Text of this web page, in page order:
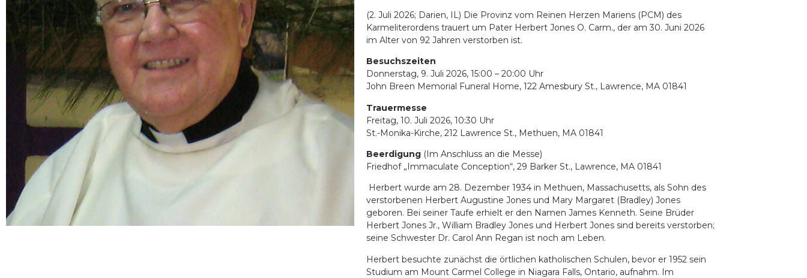
(2. Juli 2026; Darien, IL) Die Provinz vom Reinen Herzen Mariens (PCM) des
Karmeliterordens trauert um Pater Herbert Jones O. Carm., der am 30. Juni 2026
im Alter von 92 Jahren verstorben ist.
Besuchszeiten
Donnerstag, 9. Juli 2026, 15:00 – 20:00 Uhr
John Breen Memorial Funeral Home, 122 Amesbury St., Lawrence, MA 01841
Trauermesse
Freitag, 10. Juli 2026, 10:30 Uhr
St.-Monika-Kirche, 212 Lawrence St., Methuen, MA 01841
Beerdigung (Im Anschluss an die Messe)
Friedhof „Immaculate Conception“, 29 Barker St., Lawrence, MA 01841
Herbert wurde am 28. Dezember 1934 in Methuen, Massachusetts, als Sohn des
verstorbenen Herbert Augustine Jones und Mary Margaret (Bradley) Jones
geboren. Bei seiner Taufe erhielt er den Namen James Kenneth. Seine Brüder
Herbert Jones Jr., William Bradley Jones und Herbert Jones sind bereits verstorben;
seine Schwester Dr. Carol Ann Regan ist noch am Leben.
Herbert besuchte zunächst die örtlichen katholischen Schulen, bevor er 1952 sein
Studium am Mount Carmel College in Niagara Falls, Ontario, aufnahm. Im